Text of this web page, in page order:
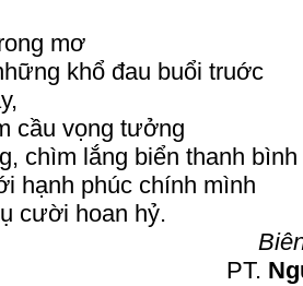
mơ
khổ đau buổi truớc
cầu vọng tưởng
chìm lắng biển thanh bình
hạnh phúc chính mình
cười hoan hỷ.